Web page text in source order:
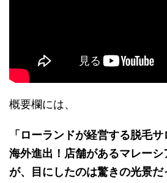
概要欄には、
「ローランドが経営する脱毛
海外進出！店舗があるマレー
が、目にしたのは驚きの光景だ